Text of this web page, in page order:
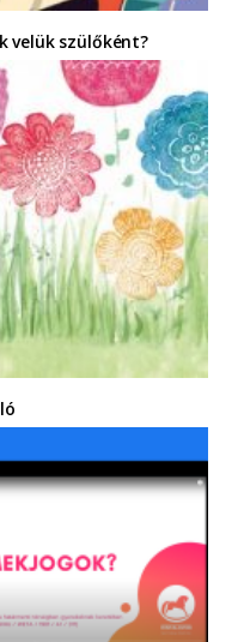
velük szülőként?